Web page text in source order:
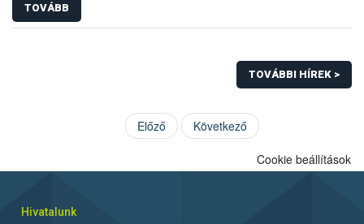
TOVÁBB
TOVÁBBI HÍREK >
Előző Következő
Cookie beállítások
Hivatalunk